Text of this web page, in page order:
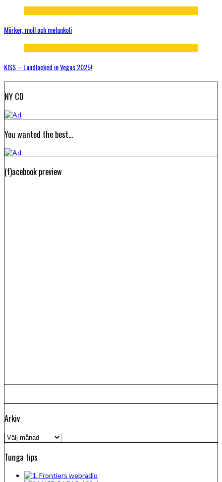
Mörker, moll och melankoli
KISS – Landlocked in Vegas 2025!
NY CD
You wanted the best…
(f)acebook preview
Arkiv
Arkiv
Tunga tips